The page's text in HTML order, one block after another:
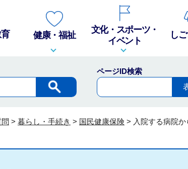
健康・福祉
文化・スポーツ・
イベント
し
ページID検索
> 暮らし・手続き > 国民健康保険 > 入院する病院